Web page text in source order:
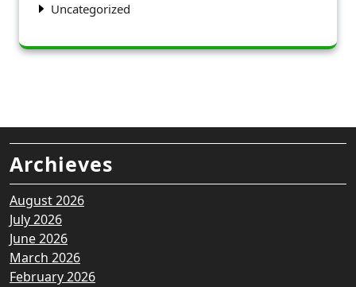
Uncategorized
Archieves
August 2026
July 2026
June 2026
March 2026
February 2026